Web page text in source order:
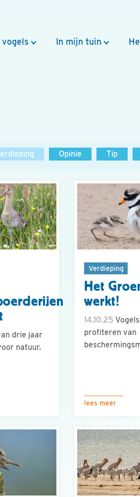
vogels In mijn tuin
Opinie Tip
drie jaar
natuur.
Verdieping
Het
werkt!
14.10.25
profiteren van
lees meer